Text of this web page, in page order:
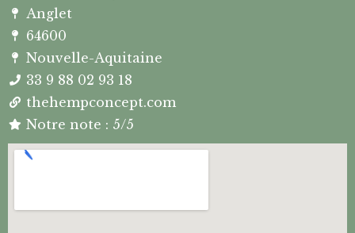
Anglet
64600
Nouvelle-Aquitaine
33 9 88 02 93 18
thehempconcept.com
Notre note : 5/5